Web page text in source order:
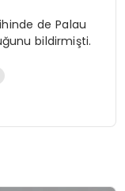
de Palau
bildirmişti.